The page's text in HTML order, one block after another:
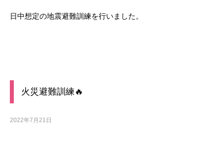
日中想定の地震避難訓練を行いました。
火災避難訓練🔥
2022年7月21日